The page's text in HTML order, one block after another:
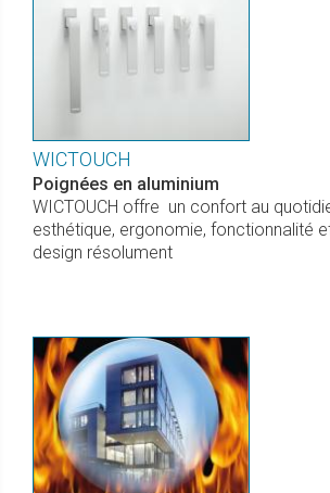
WICTOUCH
Poignées en aluminium
WICTOUCH offre un confort au
esthétique, ergonomie, fonctionnalité
design résolument